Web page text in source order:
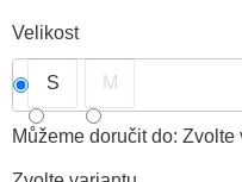
Velikost
S M
Můžeme doručit do: Zvolte